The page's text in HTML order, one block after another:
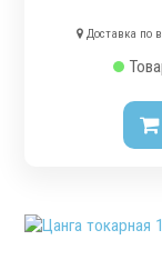
Ручные токарные
Патроны
Доставка по